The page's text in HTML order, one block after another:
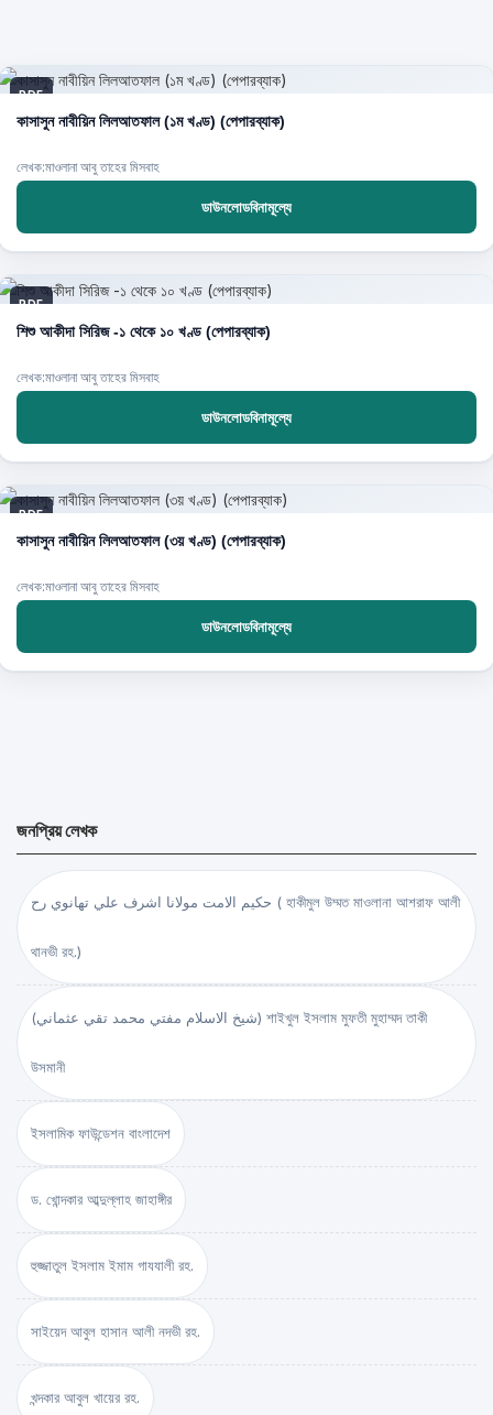
PDF
কাসাসুন নাবীয়িন লিলআতফাল (১ম খণ্ড) (পেপারব্যাক)
লেখক:মাওলানা আবু তাহের মিসবাহ
ডাউনলোডবিনামূল্যে
PDF
শিশু আকীদা সিরিজ -১ থেকে ১০ খণ্ড (পেপারব্যাক)
লেখক:মাওলানা আবু তাহের মিসবাহ
ডাউনলোডবিনামূল্যে
PDF
কাসাসুন নাবীয়িন লিলআতফাল (৩য় খণ্ড) (পেপারব্যাক)
লেখক:মাওলানা আবু তাহের মিসবাহ
ডাউনলোডবিনামূল্যে
জনপ্রিয় লেখক
حكيم الامت مولانا اشرف علي تهانوي رح ( হাকীমুল উম্মত মাওলানা আশরাফ আলী
থানভী রহ.)
(شيخ الاسلام مفتي محمد تقي عثماني) শাইখুল ইসলাম মুফতী মুহাম্মদ তাকী
উসমানী
ইসলামিক ফাউন্ডেশন বাংলাদেশ
ড. খোন্দকার আব্দুল্লাহ জাহাঙ্গীর
হুজ্জাতুল ইসলাম ইমাম গাযযালী রহ.
সাইয়েদ আবুল হাসান আলী নদভী রহ.
খন্দকার আবুল খায়ের রহ.